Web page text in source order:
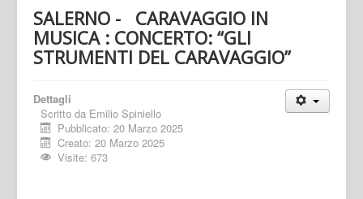
SALERNO - CARAVAGGIO IN
MUSICA : CONCERTO: “GLI
STRUMENTI DEL CARAVAGGIO”
Dettagli
Scritto da Emilio Spiniello
Pubblicato: 20 Marzo 2025
Creato: 20 Marzo 2025
Visite: 673